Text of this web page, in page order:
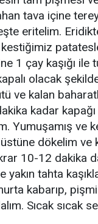
tava içine
eritelim.
1 çay kaşığı ile
olacak
ve kalan
kadar kapağı
Yumuşamış ve
üstüne dökelim ve
10-12 dakika
yakın tahta
kabarıp,
Sıcak sıcak